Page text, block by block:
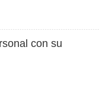
con su